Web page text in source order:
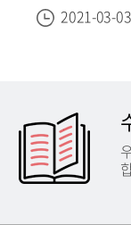
2021-03-03